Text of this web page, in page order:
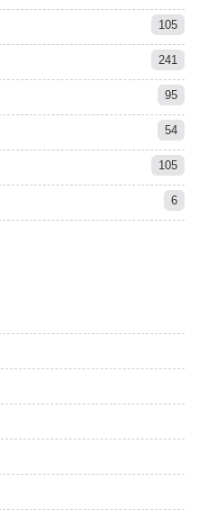
105
241
95
54
105
6